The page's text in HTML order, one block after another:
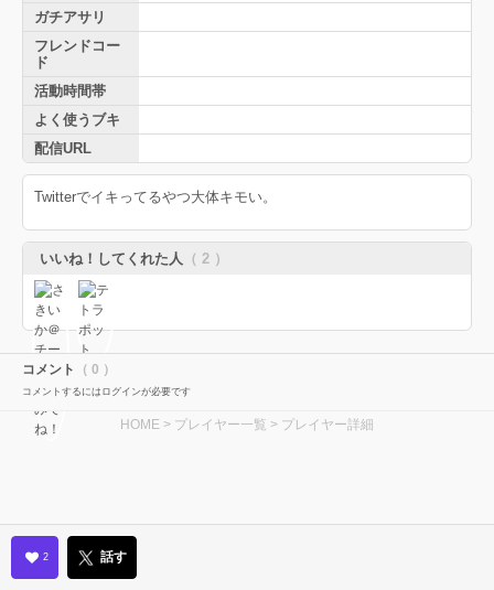
ガチアサリ
フレンドコー
ド
活動時間帯
よく使うブキ
配信URL
Twitterでイキってるやつ大体キモい。
いいね！してくれた人 （ 2 ）
コメント （ 0 ）
コメントするにはログインが必要です
HOME > プレイヤー一覧 > プレイヤー詳細
2 話す